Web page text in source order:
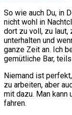
So wie auch Du, in
nicht wohl in
dort zu voll, zu laut,
unterhalten und
ganze Zeit an. Ich
gemütliche Bar,
Niemand ist
zu arbeiten, aber
mit dazu. Man kann
fahren.